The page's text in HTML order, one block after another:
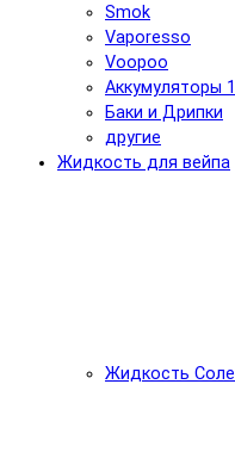
Smok
Vaporesso
Voopoo
Аккумуляторы
Баки и Дрипки
другие
Жидкость для вейпа
Жидкость